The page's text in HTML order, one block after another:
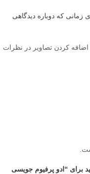
زمانی که دوباره دیدگاهی
اضافه کردن تصاویر در نظرات
برای “ادو پرفیوم جویسی